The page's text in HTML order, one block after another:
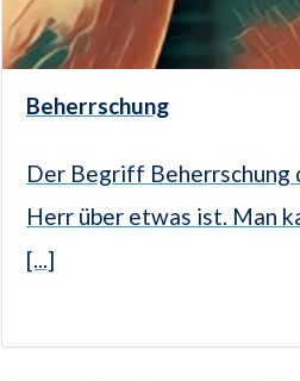
Beherrschung
Der Begriff Beherrschung
Herr über etwas ist. Man
[...]